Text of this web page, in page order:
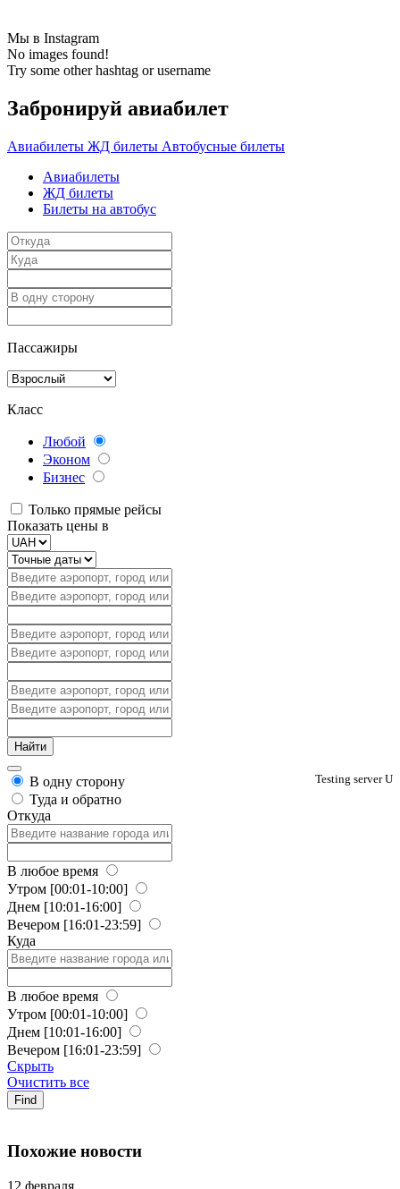
Мы в Instagram
No images found!
Try some other hashtag or username
Забронируй авиабилет
Авиабилеты ЖД билеты Автобусные билеты
Авиабилеты
ЖД билеты
Билеты на автобус
Пассажиры
Класс
Любой
Эконом
Бизнес
Только прямые рейсы
Показать цены в
Testing server U
В одну сторону
Туда и обратно
Откуда
В любое время
Утром [00:01-10:00]
Днем [10:01-16:00]
Вечером [16:01-23:59]
Куда
В любое время
Утром [00:01-10:00]
Днем [10:01-16:00]
Вечером [16:01-23:59]
Скрыть
Очистить все
Find
Похожие новости
12 февраля